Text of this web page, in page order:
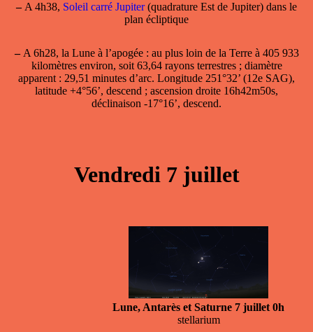
–A 4h38, Soleil carré Jupiter(quadrature Est de Jupiter) dans le
plan écliptique
–A 6h28, la Lune à l’apogée: au plus loin de la Terre à 405 933
kilomètres environ, soit 63,64 rayons terrestres ; diamètre
apparent : 29,51 minutes d’arc. Longitude 251°32’ (12e SAG),
latitude +4°56’, descend ; ascension droite 16h42m50s,
déclinaison -17°16’, descend.
Vendredi 7 juillet
Lune, Antarès et Saturne 7 juillet 0h
stellarium